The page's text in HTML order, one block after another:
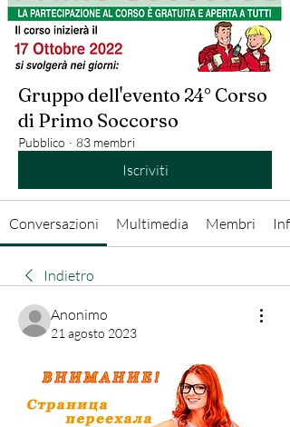
Gruppo dell'evento 24° Corso
di Primo Soccorso
Pubblico · 83 membri
Iscriviti
Conversazioni Multimedia Membri Info
Indietro
Anonimo
21 agosto 2023